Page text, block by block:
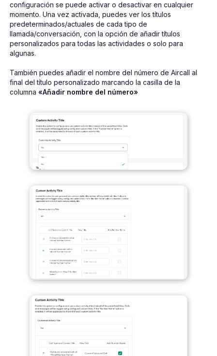
configuración se puede activar o desactivar en cualquier
momento. Una vez activada, puedes ver los títulos
predeterminados/actuales de cada tipo de
llamada/conversación, con la opción de añadir títulos
personalizados para todas las actividades o solo para
algunas.
También puedes añadir el nombre del número de Aircall al
final del título personalizado marcando la casilla de la
columna «Añadir nombre del número»